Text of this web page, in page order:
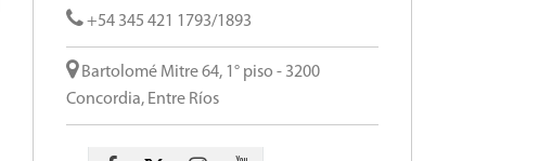
+54 345 421 1793/1893
Bartolomé Mitre 64, 1° piso - 3200
Concordia, Entre Ríos